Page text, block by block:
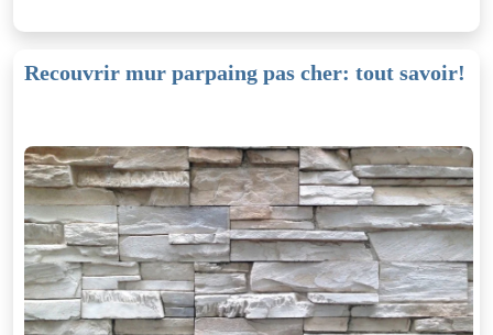
Recouvrir mur parpaing pas cher: tout savoir!